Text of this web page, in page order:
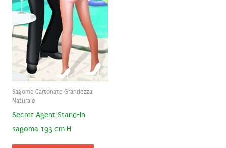
Sagome Cartonate Grandezza
Naturale
Secret Agent Stand-In
sagoma 193 cm H